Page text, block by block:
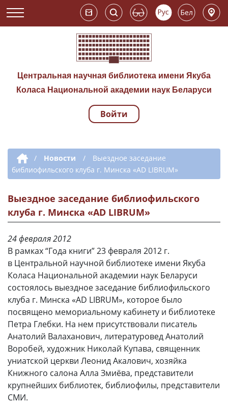
Центральная научная библиотека имени Якуба
Коласа Национальной академии наук Беларуси
Навигация по
Войти
Дополнительная навигация
/ Новости /
Выездное заседание
библиофильского клуба г. Минска «AD LIBRUM»
Выездное заседание библиофильского
клуба г. Минска «AD LIBRUM»
24 февраля 2012
В рамках “Года книги” 23 февраля 2012 г.
в Центральной научной библиотеке имени Якуба
Коласа Национальной академии наук Беларуси
состоялось выездное заседание библиофильского
клуба г. Минска «AD LIBRUM», которое было
посвящено мемориальному кабинету и библиотеке
Петра Глебки. На нем присутствовали писатель
Анатолий Валаханович, литературовед Анатолий
Воробей, художник Николай Купава, священник
униатской церкви Леонид Акалович, хозяйка
Книжного салона Алла Змиёва, представители
крупнейших библиотек, библиофилы, представители
СМИ.